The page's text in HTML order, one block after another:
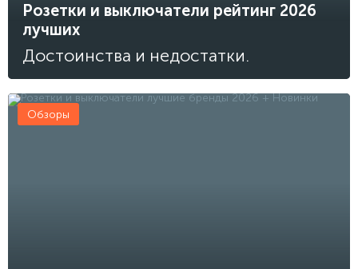
Розетки и выключатели рейтинг 2026
лучших
Достоинства и недостатки.
Обзоры